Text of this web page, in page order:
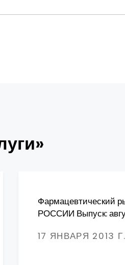
Фармацевтический
РОССИИ Выпуск:
17 ЯНВАРЯ 2013 Г.